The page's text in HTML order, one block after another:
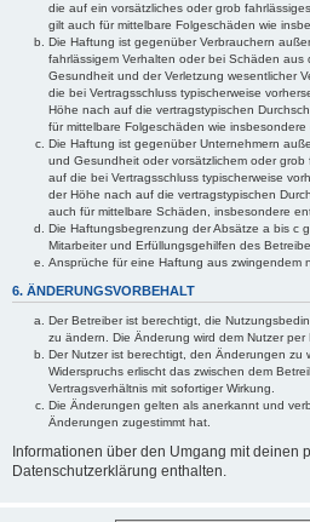
die auf ein vorsätzliches oder grob
gilt auch für mittelbare Folgeschäden wie
Die Haftung ist gegenüber Verbrauchern
fahrlässigem Verhalten oder bei Schäden
Gesundheit und der Verletzung wesentlicher
die bei Vertragsschluss typischerweise
Höhe nach auf die vertragstypischen
für mittelbare Folgeschäden wie insbesondere
Die Haftung ist gegenüber Unternehmern
und Gesundheit oder vorsätzlichem oder
auf die bei Vertragsschluss typischerweise
der Höhe nach auf die vertragstypischen
auch für mittelbare Schäden, insbesondere
Die Haftungsbegrenzung der Absätze a bis c
Mitarbeiter und Erfüllungsgehilfen des
Ansprüche für eine Haftung aus zwingendem
6. ÄNDERUNGSVORBEHALT
Der Betreiber ist berechtigt, die
zu ändern. Die Änderung wird dem Nutzer per
Der Nutzer ist berechtigt, den Änderungen zu
Widerspruchs erlischt das zwischen dem
Vertragsverhältnis mit sofortiger Wirkung.
Die Änderungen gelten als anerkannt und
Änderungen zugestimmt hat.
Informationen über den Umgang mit deinen
Datenschutzerklärung enthalten.